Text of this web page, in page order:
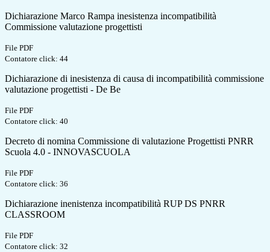
Dichiarazione Marco Rampa inesistenza incompatibilità
Commissione valutazione progettisti
File PDF
Contatore click: 44
Dichiarazione di inesistenza di causa di incompatibilità commissione
valutazione progettisti - De Be
File PDF
Contatore click: 40
Decreto di nomina Commissione di valutazione Progettisti PNRR
Scuola 4.0 - INNOVASCUOLA
File PDF
Contatore click: 36
Dichiarazione inenistenza incompatibilità RUP DS PNRR
CLASSROOM
File PDF
Contatore click: 32